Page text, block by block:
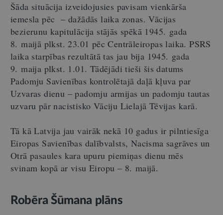
Šāda situācija izveidojusies pavisam vienkārša
iemesla pēc – dažādās laika zonas. Vācijas
bezierunu kapitulācija stājās spēkā 1945. gada
8. maijā plkst. 23.01 pēc Centrāleiropas laika. PSRS
laika starpības rezultātā tas jau bija 1945. gada
9. maija plkst. 1.01. Tādējādi tieši šis datums
Padomju Savienības kontrolētajā daļā kļuva par
Uzvaras dienu – padomju armijas un padomju tautas
uzvaru pār nacistisko Vāciju Lielajā Tēvijas karā.
Tā kā Latvija jau vairāk nekā 10 gadus ir pilntiesīga
Eiropas Savienības dalībvalsts, Nacisma sagrāves un
Otrā pasaules kara upuru piemiņas dienu mēs
svinam kopā ar visu Eiropu – 8. maijā.
Robēra Šūmana plāns